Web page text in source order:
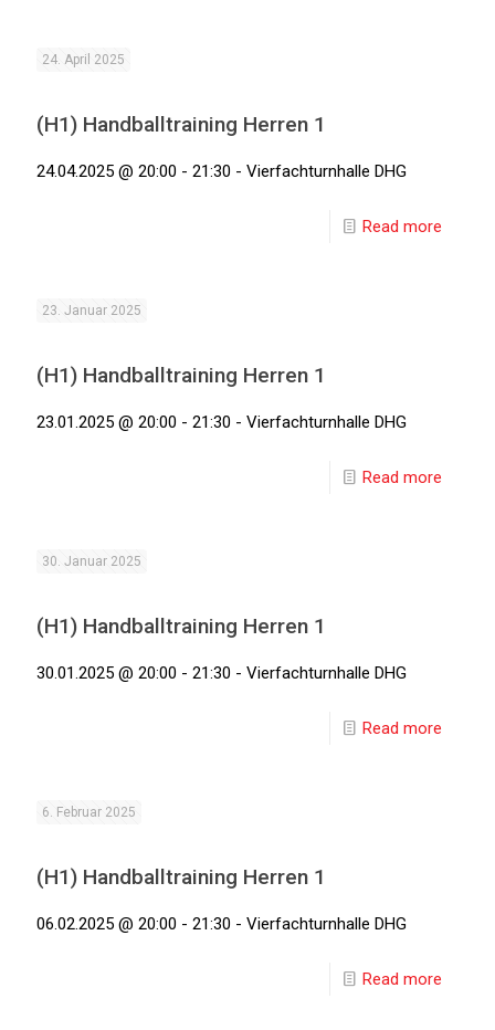
24. April 2025
(H1) Handballtraining Herren 1
24.04.2025 @ 20:00 - 21:30 - Vierfachturnhalle DHG
Read more
23. Januar 2025
(H1) Handballtraining Herren 1
23.01.2025 @ 20:00 - 21:30 - Vierfachturnhalle DHG
Read more
30. Januar 2025
(H1) Handballtraining Herren 1
30.01.2025 @ 20:00 - 21:30 - Vierfachturnhalle DHG
Read more
6. Februar 2025
(H1) Handballtraining Herren 1
06.02.2025 @ 20:00 - 21:30 - Vierfachturnhalle DHG
Read more